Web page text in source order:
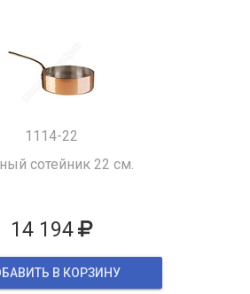
1114-22
сотейник 22 см.
14 194
В КОРЗИНУ